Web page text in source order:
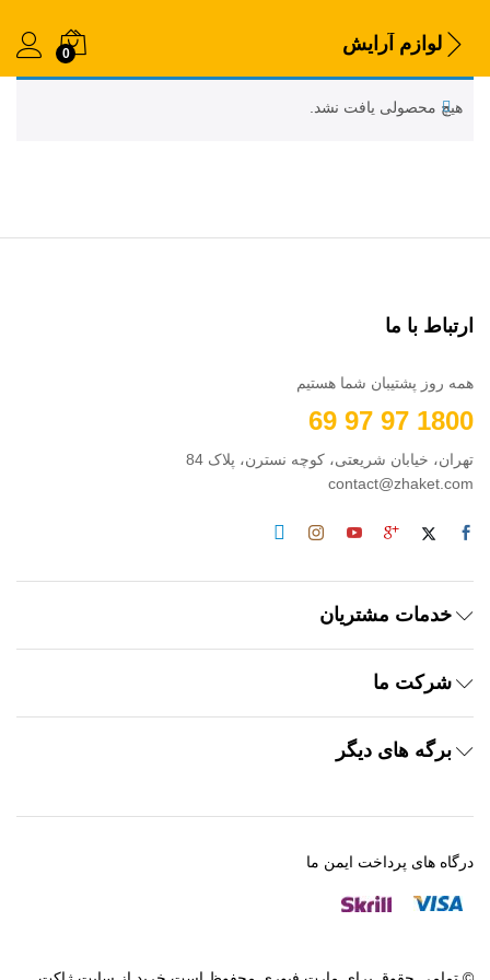
لوازم آرایش 0
هیچ محصولی یافت نشد.
ارتباط با ما
همه روز پشتیبان شما هستیم
1800 97 97 69
تهران، خیابان شریعتی، کوچه نسترن، پلاک 84
contact@zhaket.com
خدمات مشتریان
شرکت ما
برگه های دیگر
درگاه های پرداخت ایمن ما